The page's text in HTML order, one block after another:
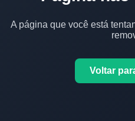
A página que você está
Voltar